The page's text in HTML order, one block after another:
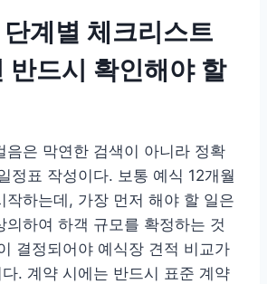
계별 체크리스트
반드시 확인해야 할
음은 막연한 검색이 아니라 정확
정표 작성이다. 보통 예식 12개월
작하는데, 가장 먼저 해야 할 일은
의하여 하객 규모를 확정하는 것
결정되어야 예식장 견적 비교가
. 계약 시에는 반드시 표준 계약